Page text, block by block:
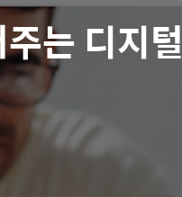
는 디지털